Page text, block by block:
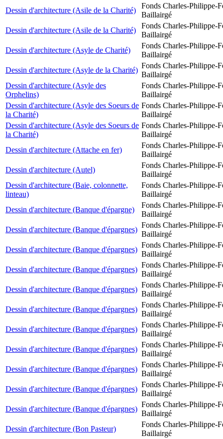
Dessin d'architecture (Asile de la Charité)
Fonds Charles-Philippe-
Baillairgé
Dessin d'architecture (Asile de la Charité)
Fonds Charles-Philippe-
Baillairgé
Dessin d'architecture (Asyle de Charité)
Fonds Charles-Philippe-
Baillairgé
Dessin d'architecture (Asyle de la Charité)
Fonds Charles-Philippe-
Baillairgé
Dessin d'architecture (Asyle des
Orphelins)
Fonds Charles-Philippe-
Baillairgé
Dessin d'architecture (Asyle des Soeurs de
la Charité)
Fonds Charles-Philippe-
Baillairgé
Dessin d'architecture (Asyle des Soeurs de
la Charité)
Fonds Charles-Philippe-
Baillairgé
Dessin d'architecture (Attache en fer)
Fonds Charles-Philippe-
Baillairgé
Dessin d'architecture (Autel)
Fonds Charles-Philippe-
Baillairgé
Dessin d'architecture (Baie, colonnette,
linteau)
Fonds Charles-Philippe-
Baillairgé
Dessin d'architecture (Banque d'épargne)
Fonds Charles-Philippe-
Baillairgé
Dessin d'architecture (Banque d'épargnes)
Fonds Charles-Philippe-
Baillairgé
Dessin d'architecture (Banque d'épargnes)
Fonds Charles-Philippe-
Baillairgé
Dessin d'architecture (Banque d'épargnes)
Fonds Charles-Philippe-
Baillairgé
Dessin d'architecture (Banque d'épargnes)
Fonds Charles-Philippe-
Baillairgé
Dessin d'architecture (Banque d'épargnes)
Fonds Charles-Philippe-
Baillairgé
Dessin d'architecture (Banque d'épargnes)
Fonds Charles-Philippe-
Baillairgé
Dessin d'architecture (Banque d'épargnes)
Fonds Charles-Philippe-
Baillairgé
Dessin d'architecture (Banque d'épargnes)
Fonds Charles-Philippe-
Baillairgé
Dessin d'architecture (Banque d'épargnes)
Fonds Charles-Philippe-
Baillairgé
Dessin d'architecture (Banque d'épargnes)
Fonds Charles-Philippe-
Baillairgé
Dessin d'architecture (Bon Pasteur)
Fonds Charles-Philippe-
Baillairgé